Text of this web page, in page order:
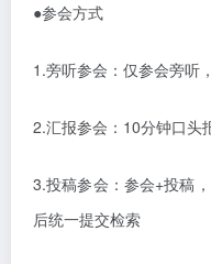
●参会方式
1.旁听参会：仅参会旁听
2.汇报参会：10分钟口头
3.投稿参会： 参会+投稿，
后统一提交检索